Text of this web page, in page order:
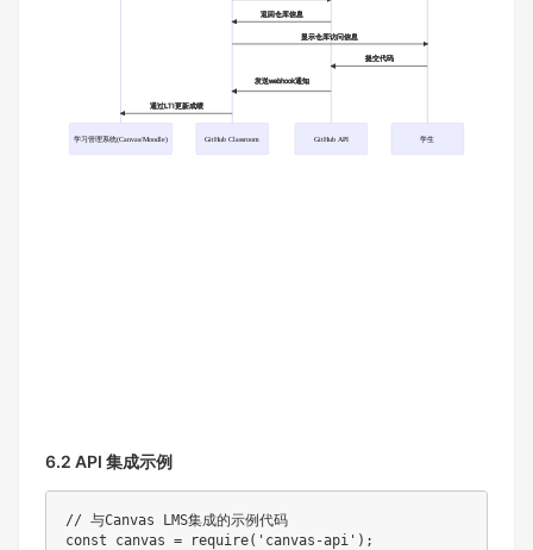
返回仓库信息
显示仓库访问信息
提交代码
发送webhook通知
通过LTI更新成绩
学习管理系统(Canvas/Moodle) GitHub Classroom GitHub API 学生
6.2 API 集成示例
// 与Canvas LMS集成的示例代码
const canvas = require( 'canvas-api' ) ;